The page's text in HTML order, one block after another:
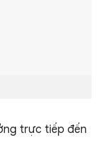
trực tiếp đến